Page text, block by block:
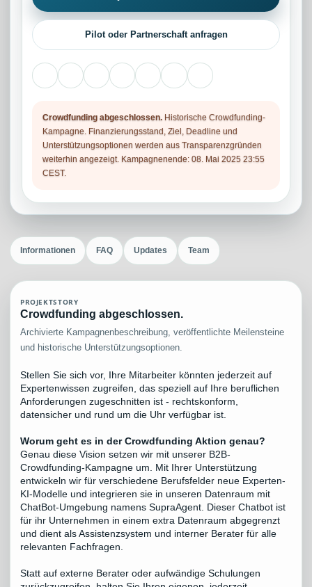
Pilot oder Partnerschaft anfragen
Crowdfunding abgeschlossen.Historische Crowdfunding-
Kampagne. Finanzierungsstand, Ziel, Deadline und
Unterstützungsoptionen werden aus Transparenzgründen
weiterhin angezeigt. Kampagnenende: 08. Mai 2025 23:55
CEST.
Informationen FAQ Updates Team
PROJEKTSTORY
Crowdfunding abgeschlossen.
Archivierte Kampagnenbeschreibung, veröffentlichte Meilensteine
und historische Unterstützungsoptionen.
Stellen Sie sich vor, Ihre Mitarbeiter könnten jederzeit auf
Expertenwissen zugreifen, das speziell auf Ihre beruflichen
Anforderungen zugeschnitten ist - rechtskonform,
datensicher und rund um die Uhr verfügbar ist.
Worum geht es in der Crowdfunding Aktion genau?
Genau diese Vision setzen wir mit unserer B2B-
Crowdfunding-Kampagne um. Mit Ihrer Unterstützung
entwickeln wir für verschiedene Berufsfelder neue Experten-
KI-Modelle und integrieren sie in unseren Datenraum mit
ChatBot-Umgebung namens SupraAgent. Dieser Chatbot ist
für ihr Unternehmen in einem extra Datenraum abgegrenzt
und dient als Assistenzsystem und interner Berater für alle
relevanten Fachfragen.
Statt auf externe Berater oder aufwändige Schulungen